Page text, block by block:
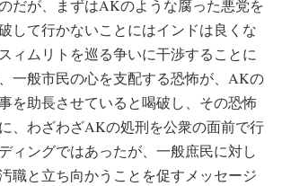
だが、まずはAKのような腐った悪党を
して行かないことにはインドは良くな
ィムリトを巡る争いに干渉することに
一般市民の心を支配する恐怖が、AKの
を助長させていると喝破し、その恐怖
、わざわざAKの処刑を公衆の面前で行
ィングではあったが、一般庶民に対し
職と立ち向かうことを促すメッセージ